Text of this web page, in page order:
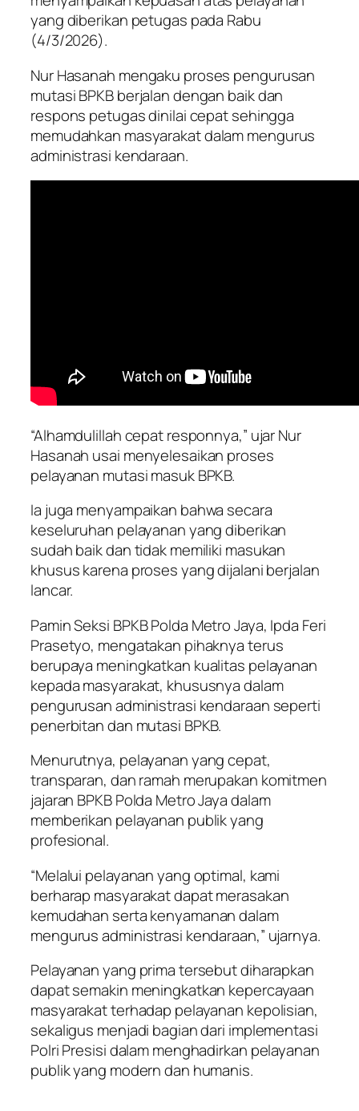
yang diberikan petugas pada Rabu
(4/3/2026).
Nur Hasanah mengaku proses pengurusan
mutasi BPKB berjalan dengan baik dan
respons petugas dinilai cepat sehingga
memudahkan masyarakat dalam mengurus
administrasi kendaraan.
“Alhamdulillah cepat responnya,” ujar Nur
Hasanah usai menyelesaikan proses
pelayanan mutasi masuk BPKB.
Ia juga menyampaikan bahwa secara
keseluruhan pelayanan yang diberikan
sudah baik dan tidak memiliki masukan
khusus karena proses yang dijalani berjalan
lancar.
Pamin Seksi BPKB Polda Metro Jaya, Ipda Feri
Prasetyo, mengatakan pihaknya terus
berupaya meningkatkan kualitas pelayanan
kepada masyarakat, khususnya dalam
pengurusan administrasi kendaraan seperti
penerbitan dan mutasi BPKB.
Menurutnya, pelayanan yang cepat,
transparan, dan ramah merupakan komitmen
jajaran BPKB Polda Metro Jaya dalam
memberikan pelayanan publik yang
profesional.
“Melalui pelayanan yang optimal, kami
berharap masyarakat dapat merasakan
kemudahan serta kenyamanan dalam
mengurus administrasi kendaraan,” ujarnya.
Pelayanan yang prima tersebut diharapkan
dapat semakin meningkatkan kepercayaan
masyarakat terhadap pelayanan kepolisian,
sekaligus menjadi bagian dari implementasi
Polri Presisi dalam menghadirkan pelayanan
publik yang modern dan humanis.